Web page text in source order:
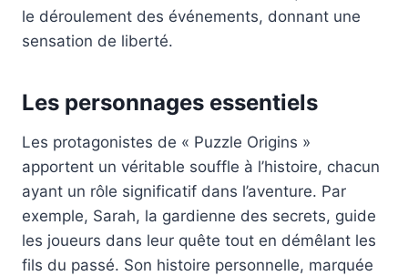
le déroulement des événements, donnant une
sensation de liberté.
Les personnages essentiels
Les protagonistes de « Puzzle Origins »
apportent un véritable souffle à l’histoire, chacun
ayant un rôle significatif dans l’aventure. Par
exemple, Sarah, la gardienne des secrets, guide
les joueurs dans leur quête tout en démêlant les
fils du passé. Son histoire personnelle, marquée